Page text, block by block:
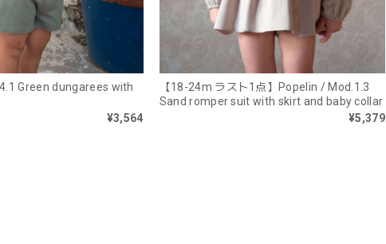
Green dungarees with
¥3,564
【18-24m ラスト1点】Popelin / Mod.1.3
Sand romper suit with skirt and baby collar
¥5,379